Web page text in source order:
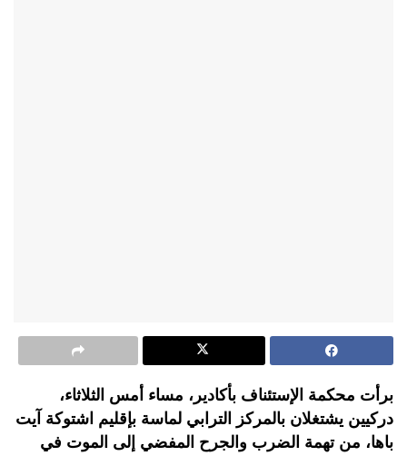
برأت محكمة الإستئناف بأكادير، مساء أمس الثلاثاء،
دركيين يشتغلان بالمركز الترابي لماسة بإقليم اشتوكة آيت
باها، من تهمة الضرب والجرح المفضي إلى الموت في